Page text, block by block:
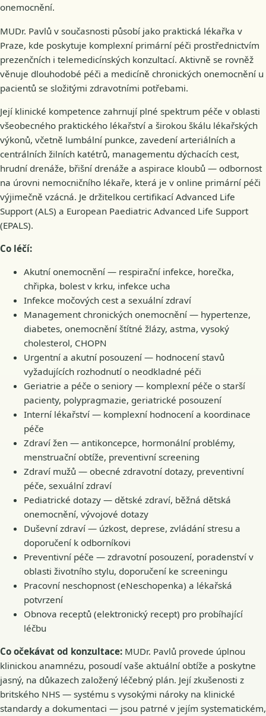
onemocnění.
MUDr. Pavlů v současnosti působí jako praktická lékařka v
Praze, kde poskytuje komplexní primární péči prostřednictvím
prezenčních i telemedicínských konzultací. Aktivně se rovněž
věnuje dlouhodobé péči a medicíně chronických onemocnění u
pacientů se složitými zdravotními potřebami.
Její klinické kompetence zahrnují plné spektrum péče v oblasti
všeobecného praktického lékařství a širokou škálu lékařských
výkonů, včetně lumbální punkce, zavedení arteriálních a
centrálních žilních katétrů, managementu dýchacích cest,
hrudní drenáže, břišní drenáže a aspirace kloubů — odbornost
na úrovni nemocničního lékaře, která je v online primární péči
výjimečně vzácná. Je držitelkou certifikací Advanced Life
Support (ALS) a European Paediatric Advanced Life Support
(EPALS).
Co léčí:
Akutní onemocnění — respirační infekce, horečka,
chřipka, bolest v krku, infekce ucha
Infekce močových cest a sexuální zdraví
Management chronických onemocnění — hypertenze,
diabetes, onemocnění štítné žlázy, astma, vysoký
cholesterol, CHOPN
Urgentní a akutní posouzení — hodnocení stavů
vyžadujících rozhodnutí o neodkladné péči
Geriatrie a péče o seniory — komplexní péče o starší
pacienty, polypragmazie, geriatrické posouzení
Interní lékařství — komplexní hodnocení a koordinace
péče
Zdraví žen — antikoncepce, hormonální problémy,
menstruační obtíže, preventivní screening
Zdraví mužů — obecné zdravotní dotazy, preventivní
péče, sexuální zdraví
Pediatrické dotazy — dětské zdraví, běžná dětská
onemocnění, vývojové dotazy
Duševní zdraví — úzkost, deprese, zvládání stresu a
doporučení k odborníkovi
Preventivní péče — zdravotní posouzení, poradenství v
oblasti životního stylu, doporučení ke screeningu
Pracovní neschopnost (eNeschopenka) a lékařská
potvrzení
Obnova receptů (elektronický recept) pro probíhající
léčbu
Co očekávat od konzultace: MUDr. Pavlů provede úplnou
klinickou anamnézu, posoudí vaše aktuální obtíže a poskytne
jasný, na důkazech založený léčebný plán. Její zkušenosti z
britského NHS — systému s vysokými nároky na klinické
standardy a dokumentaci — jsou patrné v jejím systematickém,